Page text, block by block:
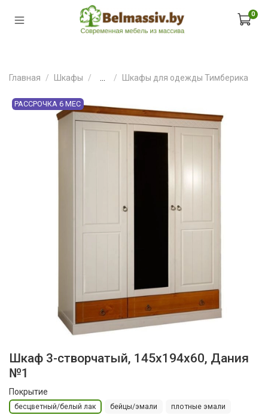
0
Главная Шкафы Шкафы для одежды Тимберика
РАССРОЧКА 6 МЕС
Шкаф 3-створчатый, 145x194x60, Дания
№1
Покрытие
бесцветный/белый лак бейцы/эмали плотные эмали